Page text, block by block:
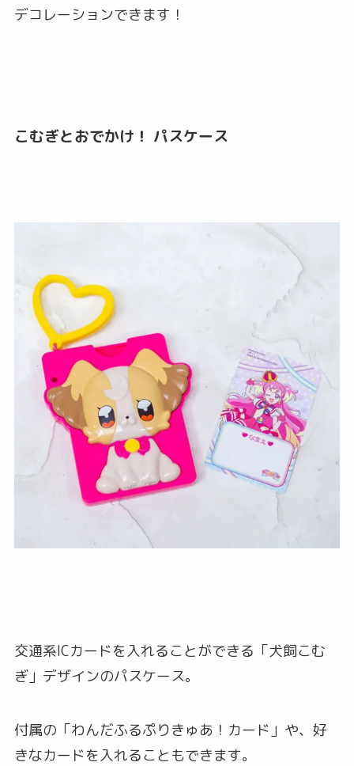
デコレーションできます！
こむぎとおでかけ！ パスケース
交通系ICカードを入れることができる「犬飼こむ
ぎ」デザインのパスケース。
付属の「わんだふるぷりきゅあ！カード」や、好
きなカードを入れることもできます。